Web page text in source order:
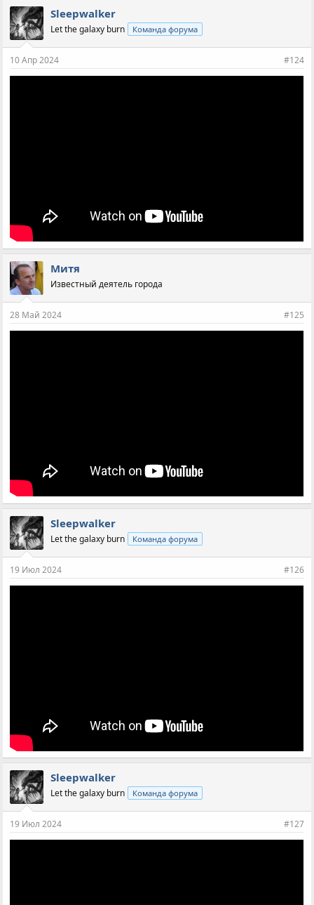
п
а
т
и
:
Sleepwalker
Let the galaxy burn Команда форума
10 Апр 2024 #124
Митя
Известный деятель города
28 Май 2024 #125
Sleepwalker
Let the galaxy burn Команда форума
19 Июл 2024 #126
Sleepwalker
Let the galaxy burn Команда форума
19 Июл 2024 #127